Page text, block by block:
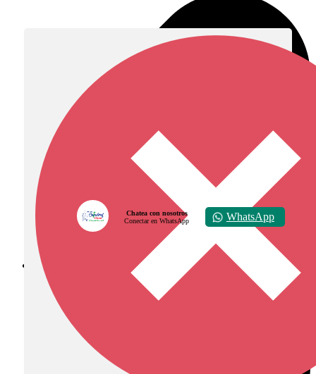
Diócesis de Zipaquirá
Chatea con nosotros
Conectar en WhatsApp
WhatsApp